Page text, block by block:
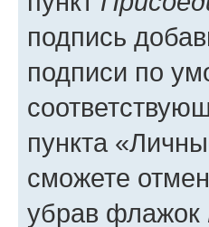
подпись
подписи по
пункта
сможете
убрав флажок